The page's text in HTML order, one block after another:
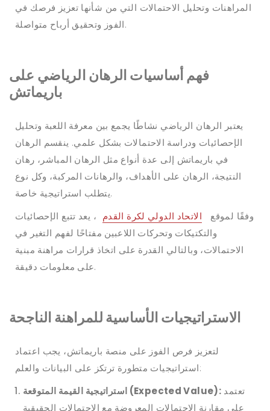
المراهنات وتحليل الاحتمالات التي من شأنها تعزيز فرصك في
الفوز وتحقيق أرباح متواصلة.
فهم أساسيات الرهان الرياضي على
باريماتش
يعتبر الرهان الرياضي نشاطًا يجمع بين معرفة اللعبة وتحليل
الإحصائيات ودراسة الاحتمالات بشكل علمي. ينقسم الرهان
في باريماتش إلى عدة أنواع مثل الرهان المباشر، رهان
النتيجة، الرهان على الأهداف، والرهانات المركبة، وكل نوع
يتطلب استراتيجية خاصة.
وفقًا لموقع
الاتحاد الدولي لكرة القدم ، يعد تتبع الإحصائيات
والتكتيكات وتحركات اللاعبين مفتاحًا لفهم التغير في
الاحتمالات، وبالتالي القدرة على اتخاذ قرارات مراهنة مبنية
على معلومات دقيقة.
الاستراتيجيات الأساسية للمراهنة الناجحة
لتعزيز فرص الفوز على منصة باريماتش، يجب اعتماد
استراتيجيات متطورة ترتكز على البيانات والعلم:
استراتيجية القيمة المتوقعة (Expected Value):
على مقارنة الاحتمالات المعروضة مع الاحتمالات الحقيقية